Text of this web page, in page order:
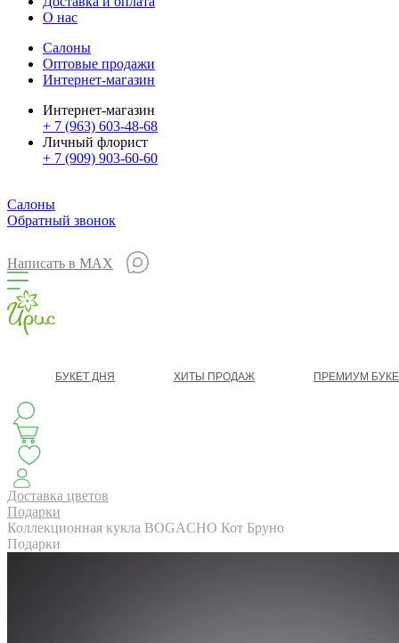
О нас
Салоны
Оптовые продажи
Интернет-магазин
Интернет-магазин
+ 7 (963) 603-48-68
Личный флорист
+ 7 (909) 903-60-60
Салоны
Обратный звонок
Написать в MAX
БУКЕТ ДНЯ ХИТЫ ПРОДАЖ ПРЕМИУМ
АВТОРСКИЕ БУКЕТЫ
Доставка цветов
Подарки
Коллекционная кукла BOGACHO Кот Бруно
Подарки